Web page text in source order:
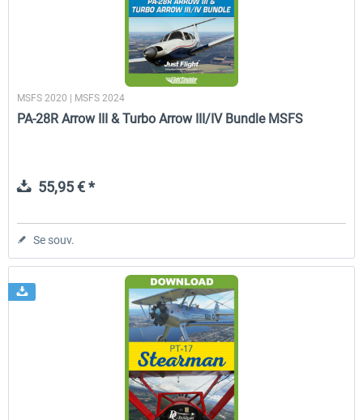
MSFS 2020 | MSFS 2024
PA-28R Arrow III & Turbo Arrow III/IV Bundle MSFS
55,95 € *
Se souv.